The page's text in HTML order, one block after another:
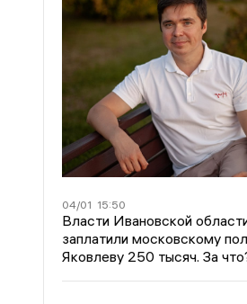
04/01 15:50
Власти Ивановской
заплатили московскому
Яковлеву 250 тысяч. За